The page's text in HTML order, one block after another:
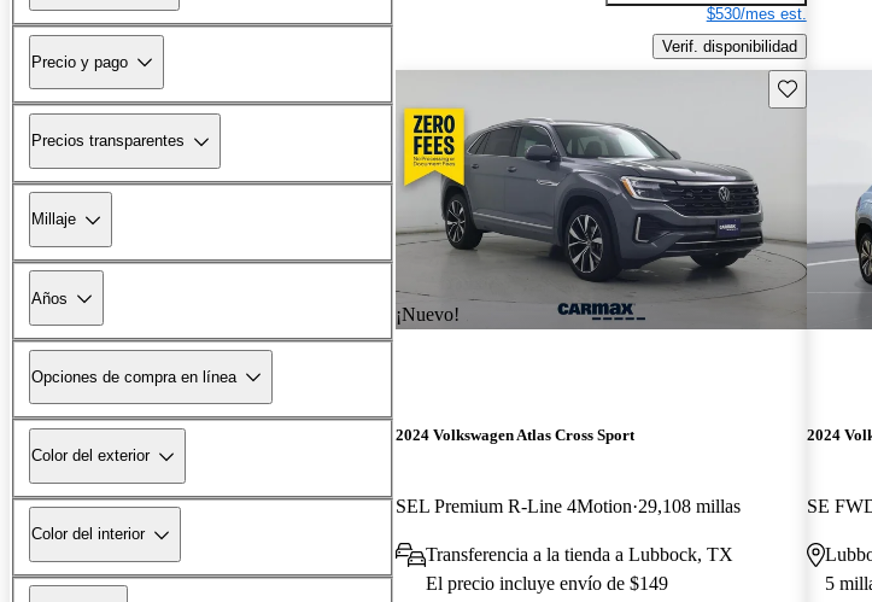
Precio y pago
Precios transparentes
Millaje
Años
Opciones de compra en línea
Color del exterior
Color del interior
$530/mes est.
Verif. disponibilidad
¡Nuevo!
Guarda este
2024 Volkswagen Atlas Cross Sport
SEL Premium R-Line 4Motion 29,108 millas
Transferencia a la tienda a Lubbock, TX
El precio incluye envío de $149
2024
SE
5